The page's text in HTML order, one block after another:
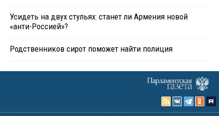
Усидеть на двух стульях: станет ли Армения новой
«анти-Россией»?
Родственников сирот поможет найти полиция